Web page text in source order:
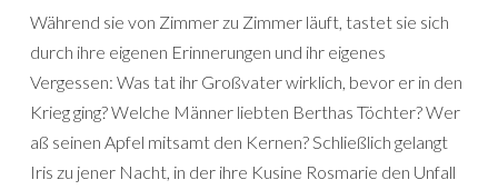
Während sie von Zimmer zu Zimmer läuft, tastet sie sich
durch ihre eigenen Erinnerungen und ihr eigenes
Vergessen: Was tat ihr Großvater wirklich, bevor er in den
Krieg ging? Welche Männer liebten Berthas Töchter? Wer
aß seinen Apfel mitsamt den Kernen? Schließlich gelangt
Iris zu jener Nacht, in der ihre Kusine Rosmarie den Unfall